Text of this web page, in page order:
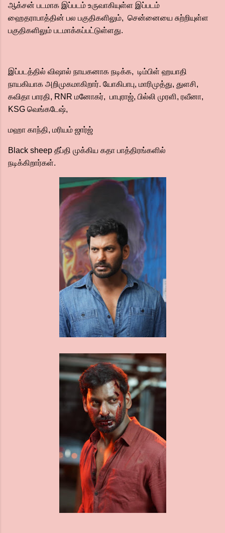
ஆக்சன் படமாக இப்படம் உருவாகியுள்ள இப்படம்
ஹைதராபாத்தின் பல பகுதிகளிலும், சென்னையை சுற்றியுள்ள
பகுதிகளிலும் படமாக்கப்பட்டுள்ளது.
இப்படத்தில் விஷால் நாயகனாக நடிக்க, டிம்பிள் ஹயாதி
நாயகியாக அறிமுகமாகிறார். யோகிபாபு, மாரிமுத்து, துளசி,
கவிதா பாரதி, RNR மனோகர், பாபுராஜ், பில்லி முரளி, ரவீனா,
KSG வெங்கடேஷ்,
மஹா காந்தி, மரியம் ஜார்ஜ்
Black sheep தீப்தி முக்கிய கதா பாத்திரங்களில்
நடிக்கிறார்கள்.